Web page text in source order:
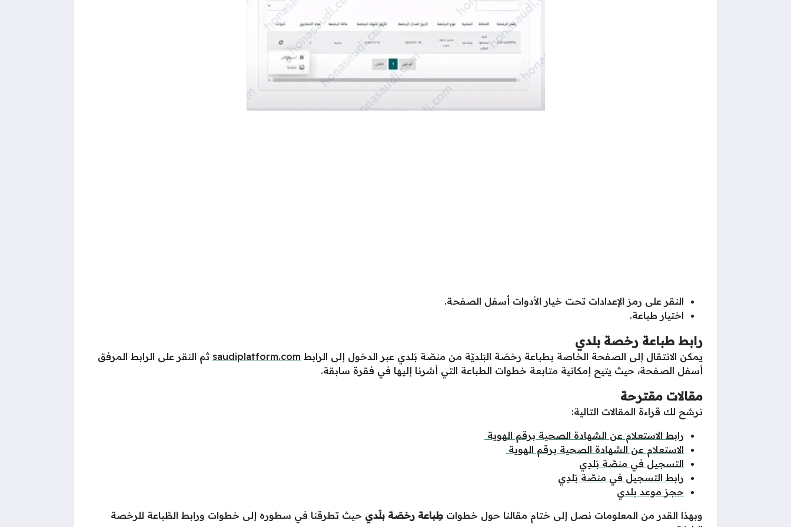
النقر على رمز الإعدادات تحت خيار الأدوات أسفل الصفحة.
اختيار طباعة.
رابط طباعة رخصة بلدي
يمكن الانتقال إلى الصفحة الخاصة بطباعة رخصَة البَلديّة من منصّة بَلدي عبر الدخول إلى الرابط saudiplatform.com ثم النقر على الرابط المرفق
أسفل الصفحة، حيث يتيح إمكانية متابعة خطوات الطباعة التي أشرنا إليها في فقرة سابقة.
مقالات مقترحة
نرشح لك قراءة المقالات التالية:
رابط الاستعلام عن الشهادة الصحية برقم الهوية
الاستعلام عن الشهادة الصحية برقم الهوية
التسجيل في منصّة بَلدِي
رابط التسجيل في منصّة بَلدِي
حجز موعد بلدي
وبهذا القدر من المعلومات نصل إلى ختام مقالنا حول خطوات طِباعة رخصَة بلَدي حيث تطرقنا في سطوره إلى خطوات ورابط الطّباعة للرخصة